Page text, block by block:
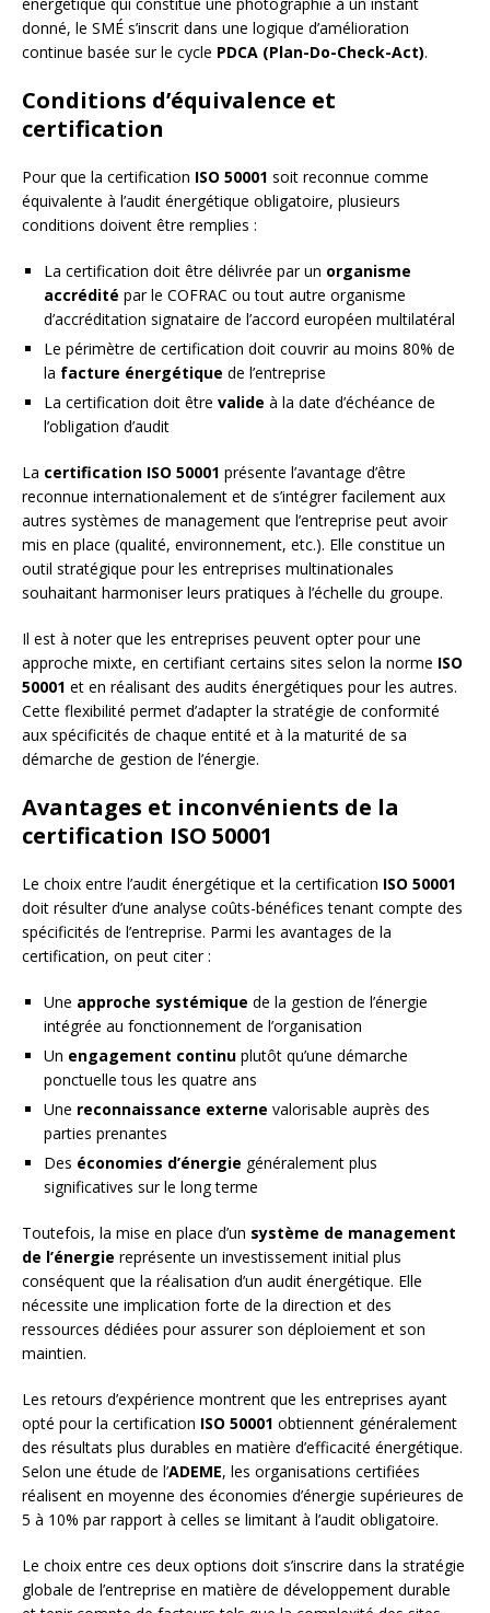
donné, le SMÉ s’inscrit dans une logique d’amélioration
continue basée sur le cycle PDCA (Plan-Do-Check-Act).
Conditions d’équivalence et
certification
Pour que la certification ISO 50001 soit reconnue comme
équivalente à l’audit énergétique obligatoire, plusieurs
conditions doivent être remplies :
La certification doit être délivrée par un organisme
accrédité par le COFRAC ou tout autre organisme
d’accréditation signataire de l’accord européen multilatéral
Le périmètre de certification doit couvrir au moins 80% de
la facture énergétique de l’entreprise
La certification doit être valide à la date d’échéance de
l’obligation d’audit
La certification ISO 50001 présente l’avantage d’être
reconnue internationalement et de s’intégrer facilement aux
autres systèmes de management que l’entreprise peut avoir
mis en place (qualité, environnement, etc.). Elle constitue un
outil stratégique pour les entreprises multinationales
souhaitant harmoniser leurs pratiques à l’échelle du groupe.
Il est à noter que les entreprises peuvent opter pour une
approche mixte, en certifiant certains sites selon la norme ISO
50001 et en réalisant des audits énergétiques pour les autres.
Cette flexibilité permet d’adapter la stratégie de conformité
aux spécificités de chaque entité et à la maturité de sa
démarche de gestion de l’énergie.
Avantages et inconvénients de la
certification ISO 50001
Le choix entre l’audit énergétique et la certification ISO 50001
doit résulter d’une analyse coûts-bénéfices tenant compte des
spécificités de l’entreprise. Parmi les avantages de la
certification, on peut citer :
Une approche systémique de la gestion de l’énergie
intégrée au fonctionnement de l’organisation
Un engagement continu plutôt qu’une démarche
ponctuelle tous les quatre ans
Une reconnaissance externe valorisable auprès des
parties prenantes
Des économies d’énergie généralement plus
significatives sur le long terme
Toutefois, la mise en place d’un système de management
de l’énergie représente un investissement initial plus
conséquent que la réalisation d’un audit énergétique. Elle
nécessite une implication forte de la direction et des
ressources dédiées pour assurer son déploiement et son
maintien.
Les retours d’expérience montrent que les entreprises ayant
opté pour la certification ISO 50001 obtiennent généralement
des résultats plus durables en matière d’efficacité énergétique.
Selon une étude de l’ADEME, les organisations certifiées
réalisent en moyenne des économies d’énergie supérieures de
5 à 10% par rapport à celles se limitant à l’audit obligatoire.
Le choix entre ces deux options doit s’inscrire dans la stratégie
globale de l’entreprise en matière de développement durable